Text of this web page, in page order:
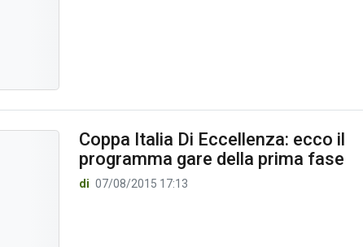
Coppa Italia Di Eccellenza: ecco il
programma gare della prima fase
di 07/08/2015 17:13